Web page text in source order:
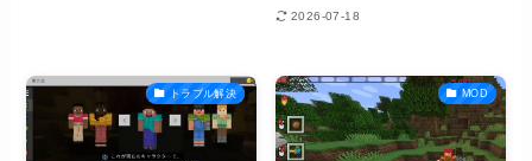
2026-07-18
トラブル解決 MOD